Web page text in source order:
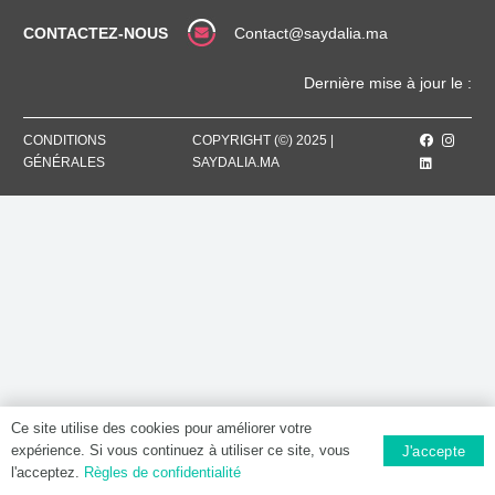
Solution
CONTACTEZ-NOUS Contact@saydalia.ma
Dernière mise à jour le :
CONDITIONS
GÉNÉRALES
COPYRIGHT (©) 2025 |
SAYDALIA.MA
Ce site utilise des cookies pour améliorer votre
expérience. Si vous continuez à utiliser ce site, vous
l'acceptez. Règles de confidentialité
J'accepte